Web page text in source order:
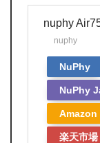
nuphy
nuphy
NuPhy
NuPhy
Amazon
楽天市場